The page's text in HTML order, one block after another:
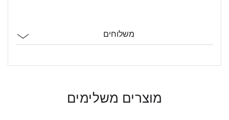
משלוחים
מוצרים משלימים